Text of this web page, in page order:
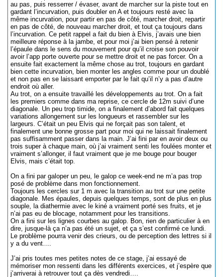
au pas, puis resserrer / évaser, avant de marcher sur la piste tout en
gardant l’incurvation, puis doubler en A et toujours resté avec la
même incurvation, pour partir en pas de côté, marcher droit, repartir
en pas de côté, de nouveau marcher droit, et tout ça toujours dans
l’incurvation. Ce petit rappel a fait du bien à Elvis, j’avais une bien
meilleure réponse à la jambe, et pour moi j’ai bien pensé à retenir
l’épaule dans le sens du mouvement pour qu’il croise son pouvoir
avoir l’app porte ouverte pour se mettre droit et ne pas forcer. On a
ensuite fait exactement la même chose au trot, toujours en gardant
bien cette incurvation, bien monter les angles comme pour un doublé
et non pas en se laissant emporter par le fait qu’il n’y a pas d’autre
endroit où aller.
Au trot, on a ensuite travaillé les développements au trot. On a fait
les premiers comme dans ma reprise, ce cercle de 12m suivi d’une
diagonale. Un peu trop timide, on a finalement d’abord fait quelques
variations allongement sur les longueurs et rassembler sur les
largeurs. C’était un peu Elvis qui ne forçait pas son talent, et
finalement une bonne grosse part pour moi qui ne laissait finalement
pas suffisamment passer dans la main. J’ai fini par en avoir deux ou
trois super à chaque main, où j’ai vraiment senti les foulées monter et
vraiment s’allonger, il faut vraiment que je me bouge pour bouger
Elvis, mais c’était top.
On a fini par galoper un peu, le galop ce week-end ne m’a pas trop
posé de problème dans mon fonctionnement.
Toujours les cercles sur 1 m avec la transition au trot sur une petite
diagonale. Mes épaules, depuis quelques temps, sont de plus en plus
souple, la diathermie avec le kiné a vraiment porté ses fruits, et je
n’ai pas eu de blocage, notamment pour les transitions.
On a fini sur les lignes courbes au galop. Bon, rien de particulier à en
dire, jusque-là ça n’a pas été un sujet, et ça s’est confirmé ce lundi.
Le problème pourra venir des crieurs, ou de perception des lettres si il
y a du vent….
J’ai pris toutes mes petites notes de ce stage, j’ai essayé de
mémoriser mon ressenti dans les différents exercices, et j’espère que
j’arriverai à retrouver tout ça dès vendredi….